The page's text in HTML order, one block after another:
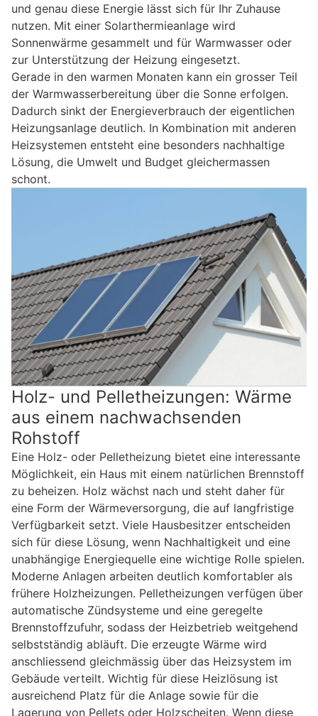
und genau diese Energie lässt sich für Ihr Zuhause
nutzen. Mit einer Solarthermieanlage wird
Sonnenwärme gesammelt und für Warmwasser oder
zur Unterstützung der Heizung eingesetzt.
Gerade in den warmen Monaten kann ein grosser Teil
der Warmwasserbereitung über die Sonne erfolgen.
Dadurch sinkt der Energieverbrauch der eigentlichen
Heizungsanlage deutlich. In Kombination mit anderen
Heizsystemen entsteht eine besonders nachhaltige
Lösung, die Umwelt und Budget gleichermassen
schont.
Holz- und Pelletheizungen: Wärme
aus einem nachwachsenden
Rohstoff
Eine Holz- oder Pelletheizung bietet eine interessante
Möglichkeit, ein Haus mit einem natürlichen Brennstoff
zu beheizen. Holz wächst nach und steht daher für
eine Form der Wärmeversorgung, die auf langfristige
Verfügbarkeit setzt. Viele Hausbesitzer entscheiden
sich für diese Lösung, wenn Nachhaltigkeit und eine
unabhängige Energiequelle eine wichtige Rolle spielen.
Moderne Anlagen arbeiten deutlich komfortabler als
frühere Holzheizungen. Pelletheizungen verfügen über
automatische Zündsysteme und eine geregelte
Brennstoffzufuhr, sodass der Heizbetrieb weitgehend
selbstständig abläuft. Die erzeugte Wärme wird
anschliessend gleichmässig über das Heizsystem im
Gebäude verteilt. Wichtig für diese Heizlösung ist
ausreichend Platz für die Anlage sowie für die
Lagerung von Pellets oder Holzscheiten. Wenn diese